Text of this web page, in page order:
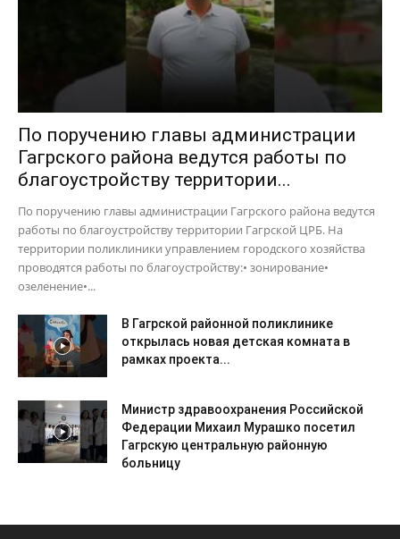
По поручению главы администрации
Гагрского района ведутся работы по
благоустройству территории...
По поручению главы администрации Гагрского района ведутся
работы по благоустройству территории Гагрской ЦРБ. На
территории поликлиники управлением городского хозяйства
проводятся работы по благоустройству:• зонирование•
озеленение•...
В Гагрской районной поликлинике
открылась новая детская комната в
рамках проекта...
Министр здравоохранения Российской
Федерации Михаил Мурашко посетил
Гагрскую центральную районную
больницу